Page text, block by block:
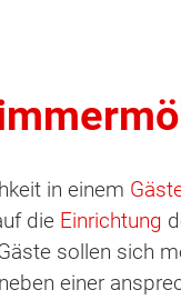
in einem
die Einrichtung
sollen sich
einer